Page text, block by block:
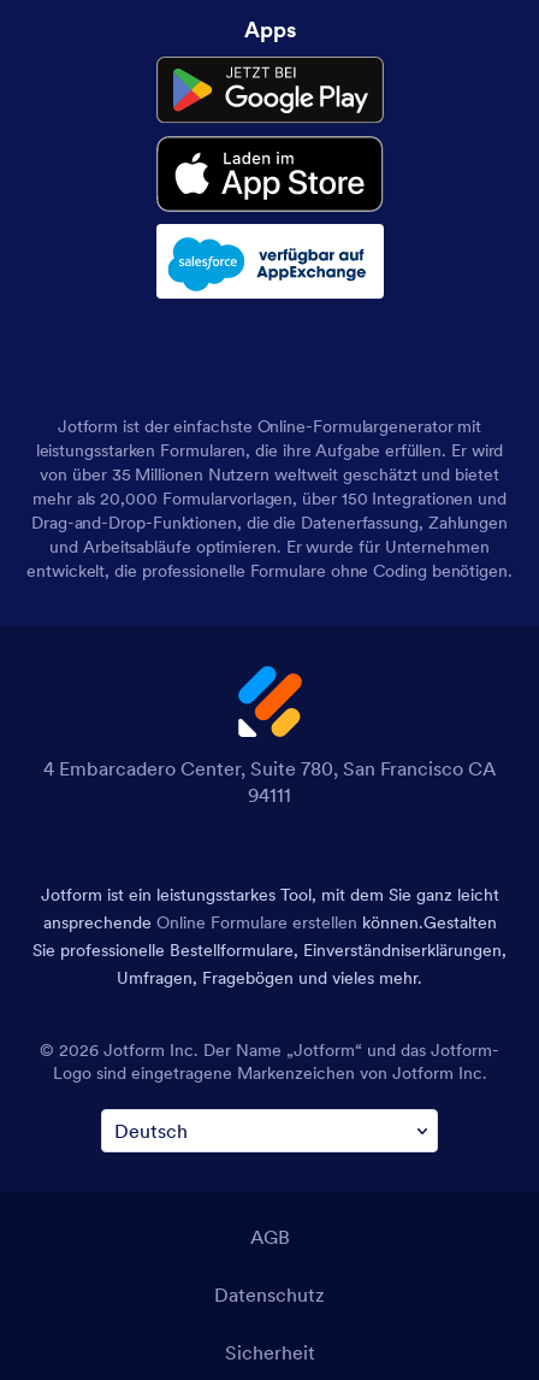
Apps
Jotform ist der einfachste Online-Formulargenerator mit
leistungsstarken Formularen, die ihre Aufgabe erfüllen. Er wird
von über 35 Millionen Nutzern weltweit geschätzt und bietet
mehr als 20,000 Formularvorlagen, über 150 Integrationen und
Drag-and-Drop-Funktionen, die die Datenerfassung, Zahlungen
und Arbeitsabläufe optimieren. Er wurde für Unternehmen
entwickelt, die professionelle Formulare ohne Coding benötigen.
4 Embarcadero Center, Suite 780, San Francisco CA
94111
Jotform ist ein leistungsstarkes Tool, mit dem Sie ganz leicht
ansprechende Online Formulare erstellen können.Gestalten
Sie professionelle Bestellformulare, Einverständniserklärungen,
Umfragen, Fragebögen und vieles mehr.
© 2026 Jotform Inc. Der Name „Jotform“ und das Jotform-
Logo sind eingetragene Markenzeichen von Jotform Inc.
AGB
Datenschutz
Sicherheit